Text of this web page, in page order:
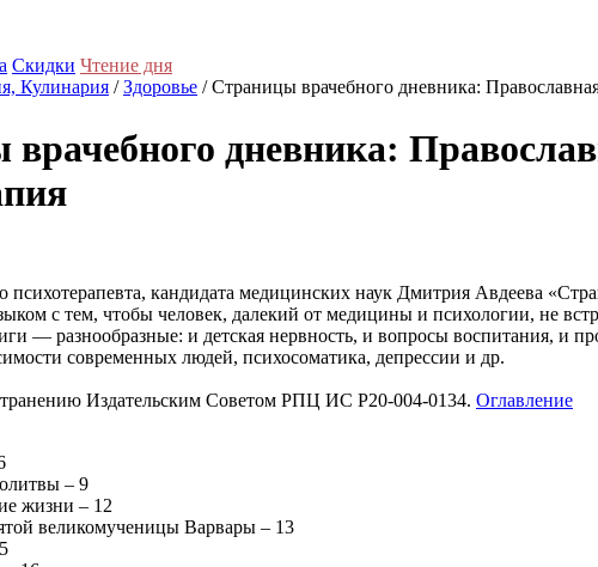
Скидки Чтение дня
Кулинария /Здоровье / Страницы врачебного дневника:
дневника:
психотерапевта, кандидата медицинских наук Дмитрия Авдеева
с тем, чтобы человек, далекий от медицины и психологии, не
— разнообразные: и детская нервность, и вопросы воспитания, и
современных людей, психосоматика, депрессии и др.
Издательским Советом РПЦ ИС Р20-004-0134. Оглавление
– 9
жизни – 12
великомученицы Варвары – 13